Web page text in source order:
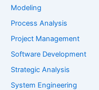
Modeling
Process Analysis
Project Management
Software Development
Strategic Analysis
System Engineering